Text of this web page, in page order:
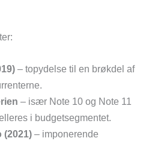
– topydelse til en brøkdel af
– især Note 10 og Note 11
i budgetsegmentet.
(2021) – imponerende